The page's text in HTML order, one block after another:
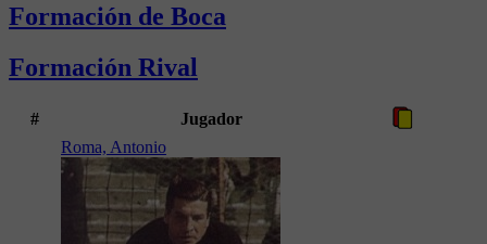
Formación de Boca
Formación Rival
#
Jugador
Roma, Antonio